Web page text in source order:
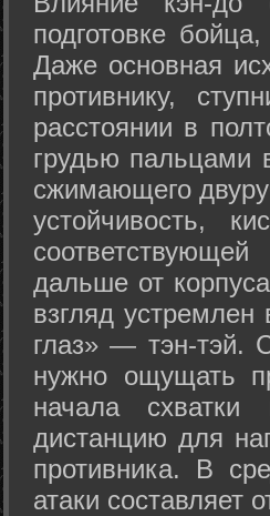
подготовке
Даже основная
противнику,
расстоянии в
грудью пальцами
сжимающего
устойчивость,
дальше от
взгляд устремлен
глаз» — тэн-тэй.
нужно ощущать
начала схватки
дистанцию для
противника. В
атаки составляет